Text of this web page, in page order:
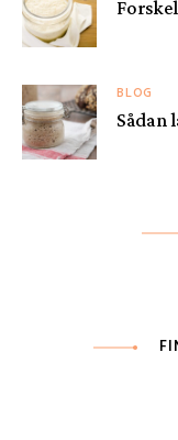
BLOG
Sådan